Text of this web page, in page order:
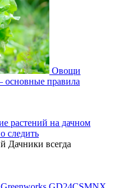
Овощи
правила
растений на дачном
следить
Дачники всегда